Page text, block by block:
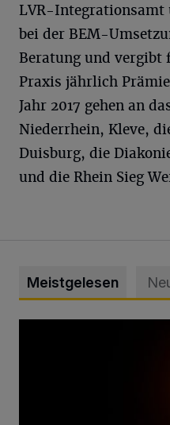
LVR-Integrationsamt
bei der BEM-
Beratung und
Praxis jährlich
Jahr 2017 gehen an
Niederrhein, Kleve,
Duisburg, die
und die Rhein Sieg
Meistgelesen